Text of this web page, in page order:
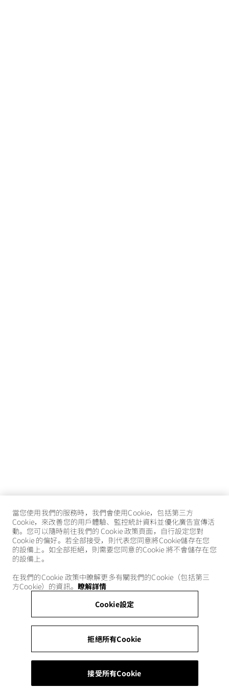
當您使用我們的服務時，我們會使用Cookie，包括第三方
Cookie，來改善您的用戶體驗、監控統計資料並優化廣告宣傳活
動。您可以隨時前往我們的 Cookie 政策頁面，自行設定您對
Cookie 的偏好。若全部接受，則代表您同意將Cookie儲存在您
的設備上。如全部拒絕，則需要您同意的Cookie 將不會儲存在您
的設備上。
在我們的Cookie 政策中瞭解更多有關我們的Cookie（包括第三
方Cookie）的資訊。 瞭解詳情
Cookie設定
拒絕所有Cookie
接受所有Cookie